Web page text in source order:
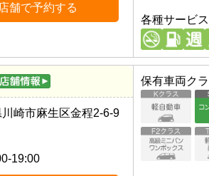
舗で予約する
各種サービス
崎市麻生区金程2-6-9
19:00
保有車両ク